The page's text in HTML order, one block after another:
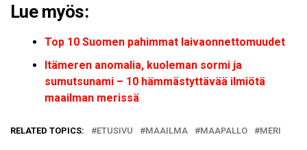
Lue myös:
Top 10 Suomen pahimmat laivaonnettomuudet
Itämeren anomalia, kuoleman sormi ja
sumutsunami – 10 hämmästyttävää ilmiötä
maailman merissä
RELATED TOPICS: ETUSIVU MAAILMA MAAPALLO MERI